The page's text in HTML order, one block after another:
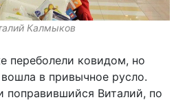
Калмыков
переболели ковидом, но
в привычное русло.
поправившийся Виталий, по